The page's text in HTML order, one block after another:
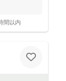
間以内